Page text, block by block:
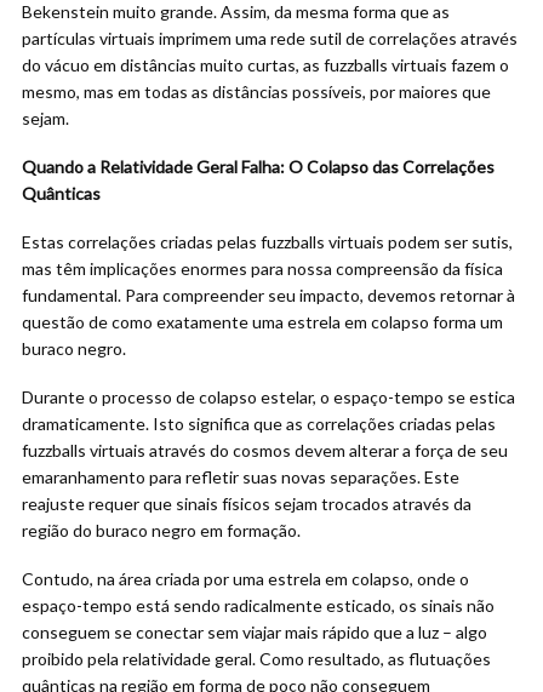
Bekenstein muito grande. Assim, da mesma forma que as
partículas virtuais imprimem uma rede sutil de correlações através
do vácuo em distâncias muito curtas, as fuzzballs virtuais fazem o
mesmo, mas em todas as distâncias possíveis, por maiores que
sejam.
Quando a Relatividade Geral Falha: O Colapso das Correlações
Quânticas
Estas correlações criadas pelas fuzzballs virtuais podem ser sutis,
mas têm implicações enormes para nossa compreensão da física
fundamental. Para compreender seu impacto, devemos retornar à
questão de como exatamente uma estrela em colapso forma um
buraco negro.
Durante o processo de colapso estelar, o espaço-tempo se estica
dramaticamente. Isto significa que as correlações criadas pelas
fuzzballs virtuais através do cosmos devem alterar a força de seu
emaranhamento para refletir suas novas separações. Este
reajuste requer que sinais físicos sejam trocados através da
região do buraco negro em formação.
Contudo, na área criada por uma estrela em colapso, onde o
espaço-tempo está sendo radicalmente esticado, os sinais não
conseguem se conectar sem viajar mais rápido que a luz – algo
proibido pela relatividade geral. Como resultado, as flutuações
quânticas na região em forma de poço não conseguem